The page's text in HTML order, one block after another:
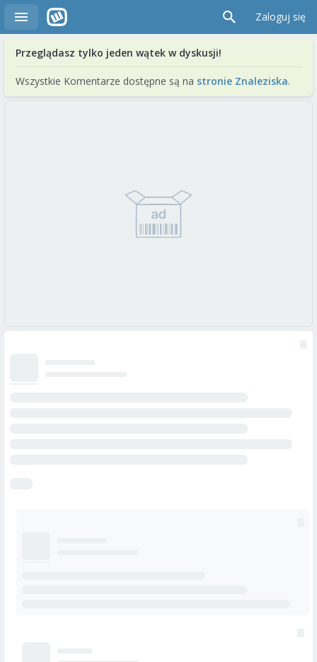
Zaloguj się
Przeglądasz tylko jeden wątek w dyskusji!
Wszystkie Komentarze dostępne są na stronie Znaleziska.